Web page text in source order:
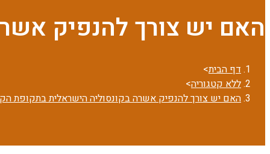
האם יש צורך להנפיק
דף הבית>
ללא קטגוריה>
האם יש צורך להנפיק אשרה בקונסוליה הישראלית בתקופת